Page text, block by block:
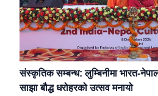
संस्कृतिक सम्बन्ध: लुम्बिनीमा भारत-
साझा बौद्ध धरोहरको उत्सव मनायो